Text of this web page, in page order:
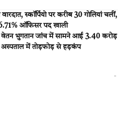
स्कॉर्पियो पर करीब 30 गोलियां
ऑफिसर पद खाली
वेतन भुगतान जांच में सामने आई 3.40 करोड़
अस्पताल में तोड़फोड़ से हड़कंप
-